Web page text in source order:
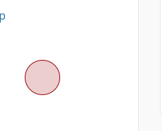
Nebytové